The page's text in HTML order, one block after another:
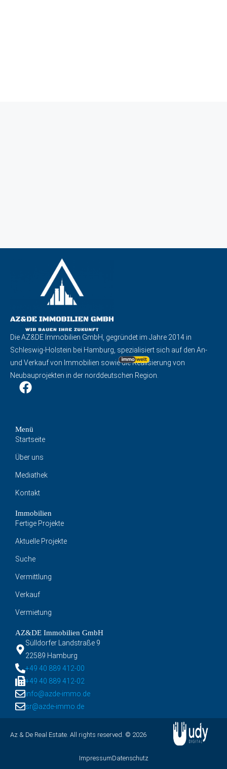
Die AZ&DE Immobilien GmbH, gegründet im Jahre 2014 in
Schleswig-Holstein bei Hamburg, spezialisiert sich auf den An-
und Verkauf von Immobilien sowie die Realisierung von
Neubauprojekten in der norddeutschen Region.
Menü
Startseite
Über uns
Mediathek
Kontakt
Immobilien
Fertige Projekte
Aktuelle Projekte
Suche
Vermittlung
Verkauf
Vermietung
AZ&DE Immobilien GmbH
Sülldorfer Landstraße 9
22589 Hamburg
+49 40 889 412-00
+49 40 889 412-02
info@azde-immo.de
sr@azde-immo.de
Az & De Real Estate. All rights reserved. © 2026
ImpressumDatenschutz